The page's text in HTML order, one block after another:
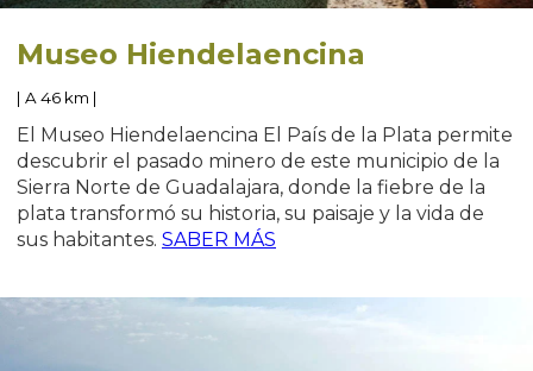
Museo Hiendelaencina
| A 46 km |
El Museo Hiendelaencina El País de la Plata permite
descubrir el pasado minero de este municipio de la
Sierra Norte de Guadalajara, donde la fiebre de la
plata transformó su historia, su paisaje y la vida de
sus habitantes. SABER MÁS